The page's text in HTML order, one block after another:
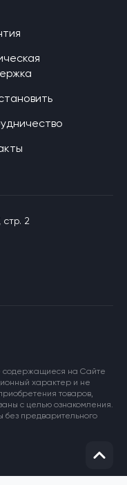
содержащиеся на Сайте
характер и не
товаров,
с целью ознакомления.
без предварительного
стр. 2